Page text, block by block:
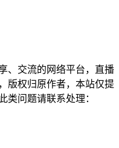
、交流的网络平台，直播
版权归原作者，本站仅提
类问题请联系处理：